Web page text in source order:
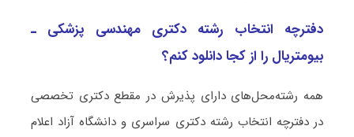
دفترچه انتخاب رشته دکتری ﻣﻬﻨﺪسی پزشکی ـ
بیومتریال را از کجا دانلود کنم؟
همه رشته‌محل‌های دارای پذیرش در مقطع دکتری تخصصی
در دفترچه انتخاب رشته دکتری سراسری و دانشگاه آزاد اعلام